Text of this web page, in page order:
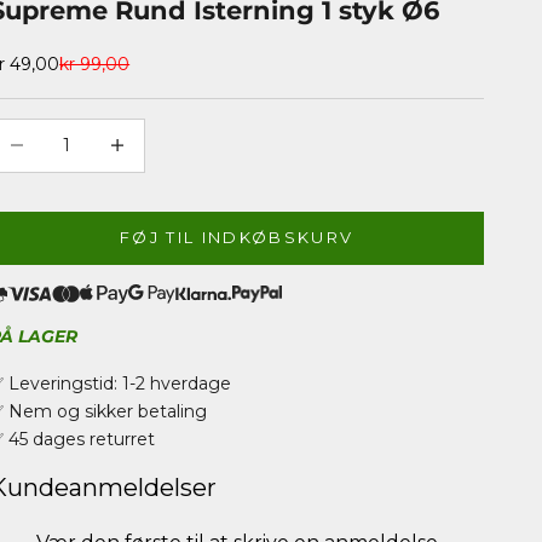
Rund Isterning 1 styk Ø6
49,00Normalpris
kr 99,00
FØJ TIL INDKØBSKURV
LAGER
Leveringstid: 1-2 hverdage
Nem og sikker betaling
45 dages returret